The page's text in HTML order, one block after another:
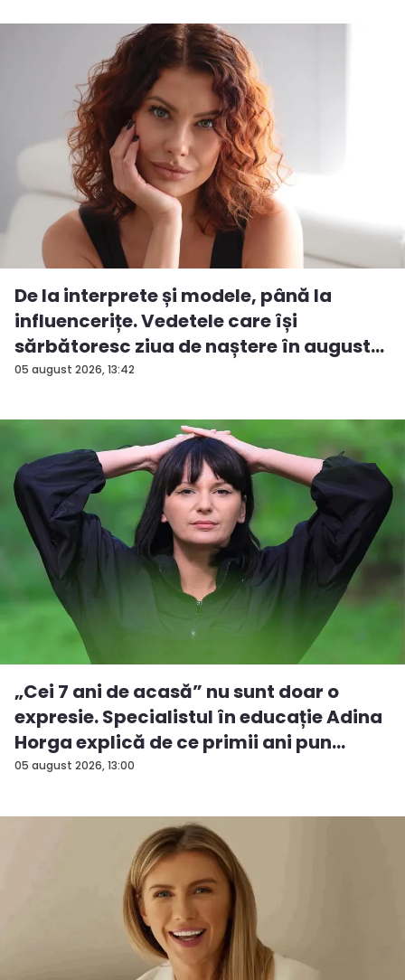
05 august 2026, 13:42
De la interprete și modele, până la
influencerițe. Vedetele care își
sărbătoresc ziua de naștere în august...
05 august 2026, 13:00
„Cei 7 ani de acasă” nu sunt doar o
expresie. Specialistul în educație Adina
Horga explică de ce primii ani pun
baze...